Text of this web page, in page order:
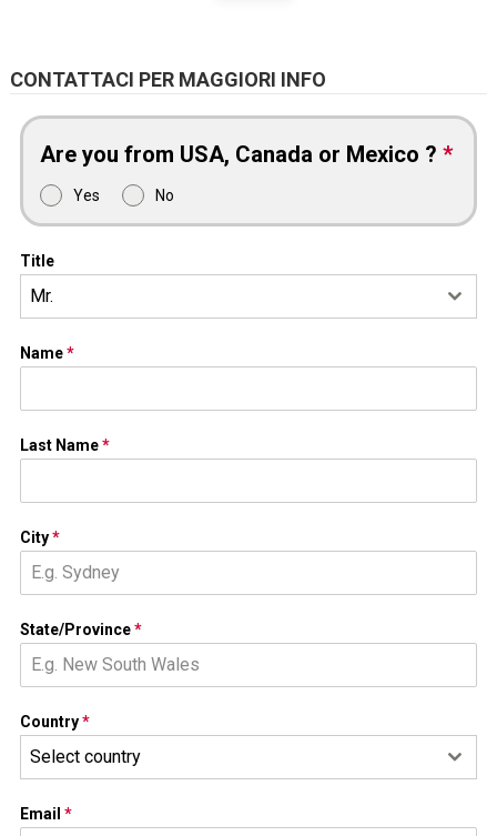
CONTATTACI PER MAGGIORI INFO
Are you from USA, Canada or Mexico ? *
Yes No
Title
Mr.
Name*
Last Name*
City*
State/Province*
Country*
Select country
Email *